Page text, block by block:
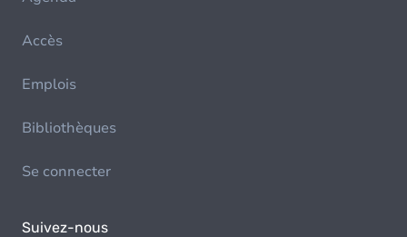
Accès
Emplois
Bibliothèques
Se connecter
Suivez-nous